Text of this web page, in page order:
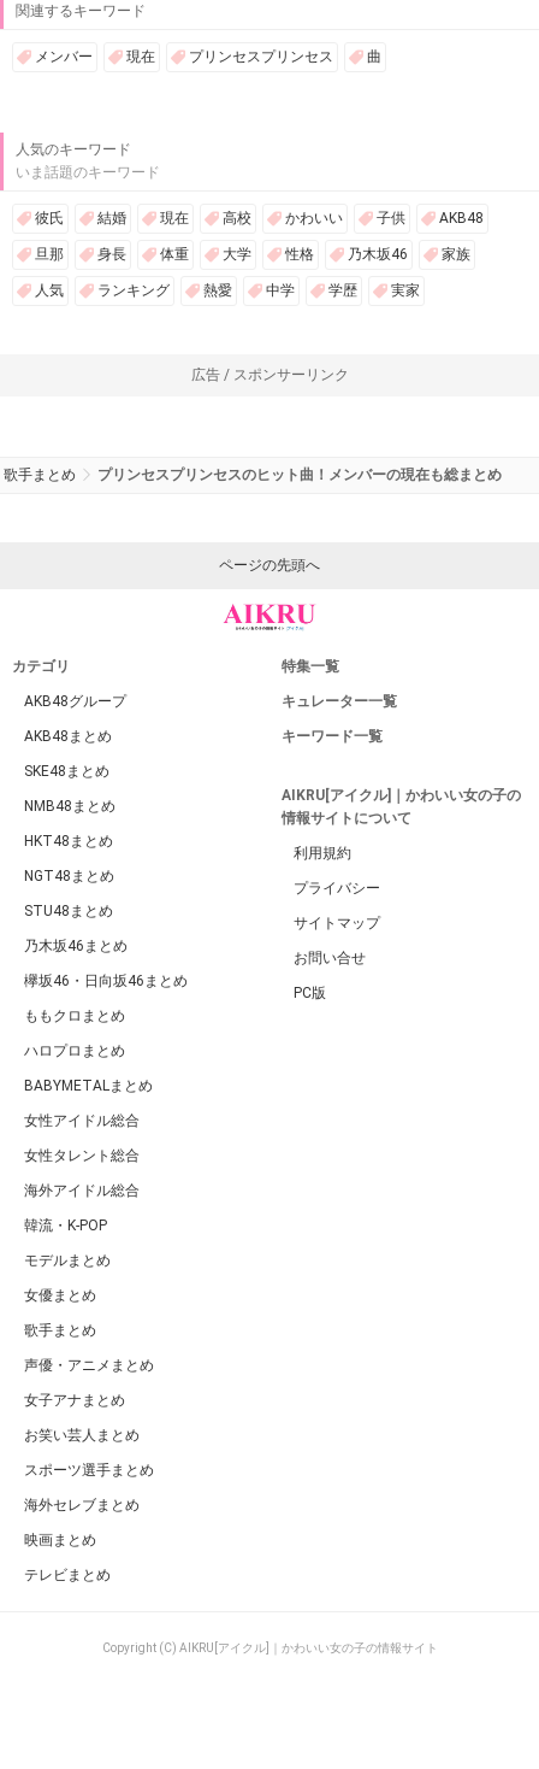
関連するキーワード
メンバー 現在 プリンセスプリンセス 曲
人気のキーワード
いま話題のキーワード
彼氏 結婚 現在 高校 かわいい 子供 AKB48
旦那 身長 体重 大学 性格 乃木坂46 家族
人気 ランキング 熱愛 中学 学歴 実家
広告 / スポンサーリンク
歌手まとめ プリンセスプリンセスのヒット曲！メンバーの現在も総まとめ
ページの先頭へ
カテゴリ
AKB48グループ
AKB48まとめ
SKE48まとめ
NMB48まとめ
HKT48まとめ
NGT48まとめ
STU48まとめ
乃木坂46まとめ
欅坂46・日向坂46まとめ
ももクロまとめ
ハロプロまとめ
BABYMETALまとめ
女性アイドル総合
女性タレント総合
海外アイドル総合
韓流・K-POP
モデルまとめ
女優まとめ
歌手まとめ
声優・アニメまとめ
女子アナまとめ
お笑い芸人まとめ
スポーツ選手まとめ
海外セレブまとめ
映画まとめ
テレビまとめ
特集一覧
キュレーター一覧
キーワード一覧
AIKRU[アイクル]｜かわいい女の子の
情報サイトについて
利用規約
プライバシー
サイトマップ
お問い合せ
PC版
Copyright (C) AIKRU[アイクル]｜かわいい女の子の情報サイト